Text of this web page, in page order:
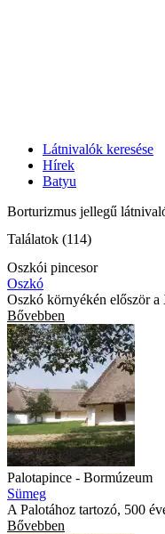
Látnivalók keresése
Hírek
Batyu
Borturizmus jellegű
Találatok (114)
Oszkói pincesor
Oszkó
Oszkó környékén először
Bővebben
Palotapince - Bormúzeum
Sümeg
A Palotához tartozó, 500
Bővebben